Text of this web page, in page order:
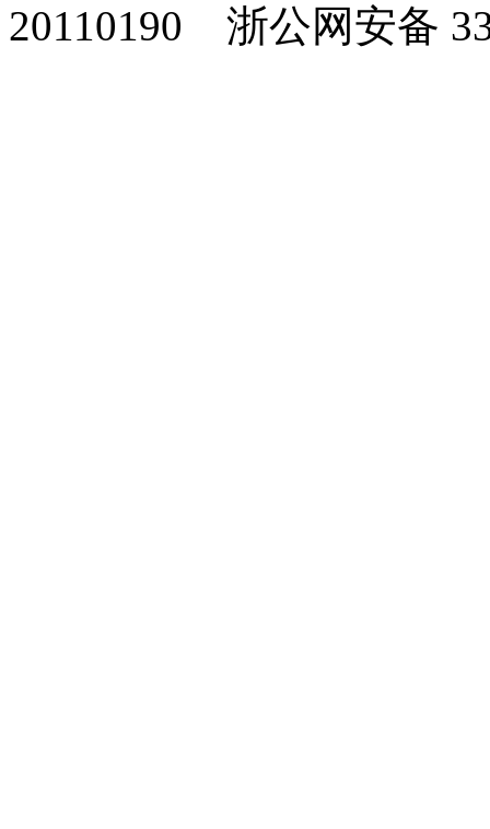
20110190 浙公网安备